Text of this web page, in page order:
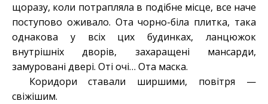
щоразу, коли потрапляла в подібне місце, все наче
поступово оживало. Ота чорно-біла плитка, така
однакова у всіх цих будинках, ланцюжок
внутрішніх дворів, захаращені мансарди,
замуровані двері. Оті очі… Ота маска.
Коридори ставали ширшими, повітря —
свіжішим.